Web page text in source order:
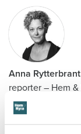
Anna Rytterbrant
reporter – Hem
010- 45 916 01